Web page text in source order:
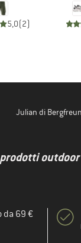
5,0(2)
Julian di
da 69 €